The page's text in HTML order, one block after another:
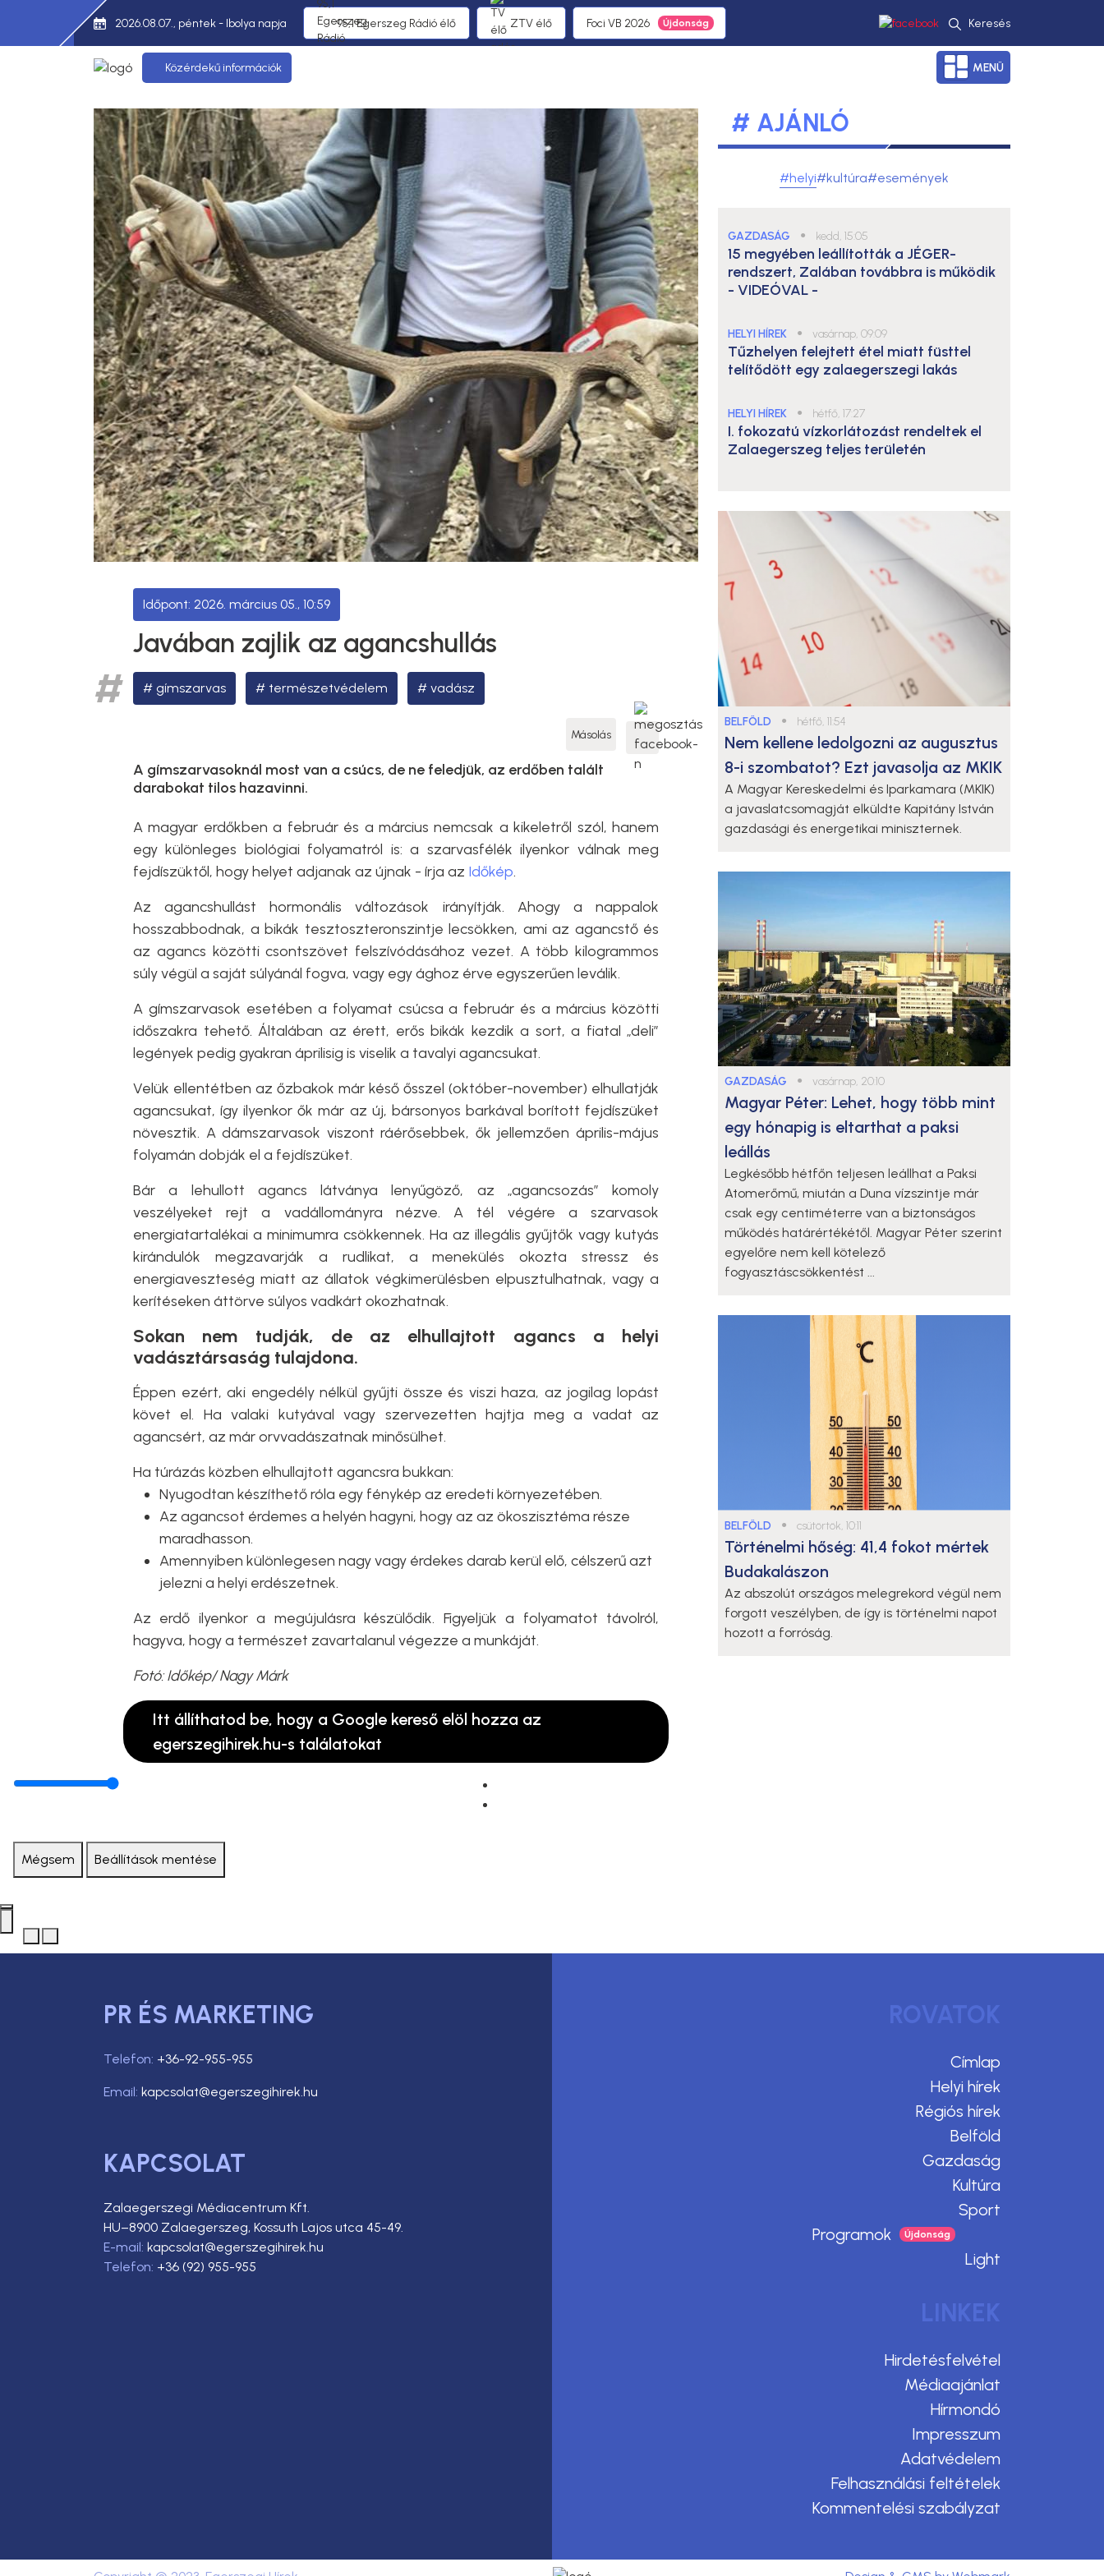
2026.08.07., péntek - Ibolya napja 95,1 Egerszeg Rádió élő ZTV élő Foci VB 2026 Keresés
Közérdekű információk MENÜ
2026. március 05., 10:59
Javában zajlik az agancshullás
gímszarvas természetvédelem vadász
Másolás
A gímszarvasoknál most van a csúcs, de ne feledjük, az erdőben talált
darabokat tilos hazavinni.
A magyar erdőkben a február és a március nemcsak a kikeletről szól, hanem
egy különleges biológiai folyamatról is: a szarvasfélék ilyenkor válnak meg
fejdíszüktől, hogy helyet adjanak az újnak - írja az Időkép.
Az agancshullást hormonális változások irányítják. Ahogy a nappalok
hosszabbodnak, a bikák tesztoszteronszintje lecsökken, ami az agancstő és
az agancs közötti csontszövet felszívódásához vezet. A több kilogrammos
súly végül a saját súlyánál fogva, vagy egy ághoz érve egyszerűen leválik.
A gímszarvasok esetében a folyamat csúcsa a február és a március közötti
időszakra tehető. Általában az érett, erős bikák kezdik a sort, a fiatal „deli”
legények pedig gyakran áprilisig is viselik a tavalyi agancsukat.
Velük ellentétben az őzbakok már késő ősszel (október-november) elhullatják
agancsukat, így ilyenkor ők már az új, bársonyos barkával borított fejdíszüket
növesztik. A dámszarvasok viszont ráérősebbek, ők jellemzően április-május
folyamán dobják el a fejdíszüket.
Bár a lehullott agancs látványa lenyűgöző, az „agancsozás” komoly
veszélyeket rejt a vadállományra nézve. A tél végére a szarvasok
energiatartalékai a minimumra csökkennek. Ha az illegális gyűjtők vagy kutyás
kirándulók megzavarják a rudlikat, a menekülés okozta stressz és
energiaveszteség miatt az állatok végkimerülésben elpusztulhatnak, vagy a
kerítéseken áttörve súlyos vadkárt okozhatnak.
Sokan nem tudják, de az elhullajtott agancs a helyi
vadásztársaság tulajdona.
Éppen ezért, aki engedély nélkül gyűjti össze és viszi haza, az jogilag lopást
követ el. Ha valaki kutyával vagy szervezetten hajtja meg a vadat az
agancsért, az már orvvadászatnak minősülhet.
Ha túrázás közben elhullajtott agancsra bukkan:
Nyugodtan készíthető róla egy fénykép az eredeti környezetében.
Az agancsot érdemes a helyén hagyni, hogy az az ökoszisztéma része
maradhasson.
Amennyiben különlegesen nagy vagy érdekes darab kerül elő, célszerű azt
jelezni a helyi erdészetnek.
Az erdő ilyenkor a megújulásra készülődik. Figyeljük a folyamatot távolról,
hagyva, hogy a természet zavartalanul végezze a munkáját.
Fotó: Időkép/ Nagy Márk
Itt állíthatod be, hogy a Google kereső elöl hozza az
egerszegihirek.hu-s találatokat
# AJÁNLÓ
#helyi#kultúra#események
GAZDASÁG ● kedd, 15:05
15 megyében leállították a JÉGER-
rendszert, Zalában továbbra is működik
- VIDEÓVAL -
HELYI HÍREK ● vasárnap, 09:09
Tűzhelyen felejtett étel miatt füsttel
telítődött egy zalaegerszegi lakás
HELYI HÍREK ● hétfő, 17:27
I. fokozatú vízkorlátozást rendeltek el
Zalaegerszeg teljes területén
BELFÖLD ● hétfő, 11:54
Nem kellene ledolgozni az augusztus
8-i szombatot? Ezt javasolja az MKIK
A Magyar Kereskedelmi és Iparkamara (MKIK)
a javaslatcsomagját elküldte Kapitány István
gazdasági és energetikai miniszternek.
GAZDASÁG ● vasárnap, 20:10
Magyar Péter: Lehet, hogy több mint
egy hónapig is eltarthat a paksi
leállás
Legkésőbb hétfőn teljesen leállhat a Paksi
Atomerőmű, miután a Duna vízszintje már
csak egy centiméterre van a biztonságos
működés határértékétől. Magyar Péter szerint
egyelőre nem kell kötelező
fogyasztáscsökkentést ...
BELFÖLD ● csütörtök, 10:11
Történelmi hőség: 41,4 fokot mértek
Budakalászon
Az abszolút országos melegrekord végül nem
forgott veszélyben, de így is történelmi napot
hozott a forróság.
Mégsem Beállítások mentése
PR ÉS MARKETING
Telefon: +36-92-955-955
Email: kapcsolat@egerszegihirek.hu
KAPCSOLAT
Zalaegerszegi Médiacentrum Kft.
HU–8900 Zalaegerszeg, Kossuth Lajos utca 45-49.
E-mail: kapcsolat@egerszegihirek.hu
Telefon: +36 (92) 955-955
ROVATOK
Címlap
Helyi hírek
Régiós hírek
Belföld
Gazdaság
Kultúra
Sport
Programok
Light
LINKEK
Hirdetésfelvétel
Médiaajánlat
Hírmondó
Impresszum
Adatvédelem
Felhasználási feltételek
Kommentelési szabályzat